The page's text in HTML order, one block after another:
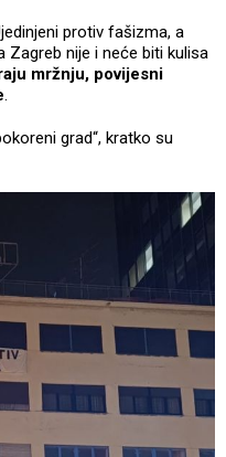
protiv fašizma, a
Zagreb nije i neće biti kulisa
mržnju, povijesni
.
grad“, kratko su